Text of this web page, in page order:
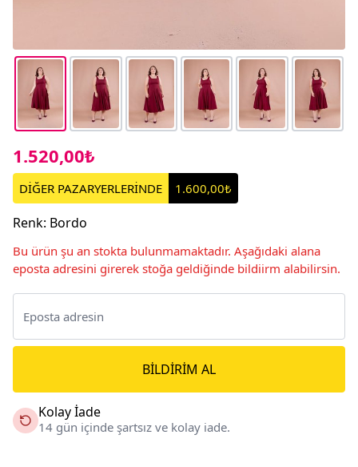
1.520,00₺
DİĞER PAZARYERLERİNDE 1.600,00₺
Renk: Bordo
Bu ürün şu an stokta bulunmamaktadır. Aşağıdaki alana
eposta adresini girerek stoğa geldiğinde bildiirm alabilirsin.
BILDIRIM AL
Kolay İade
14 gün içinde şartsız ve kolay iade.